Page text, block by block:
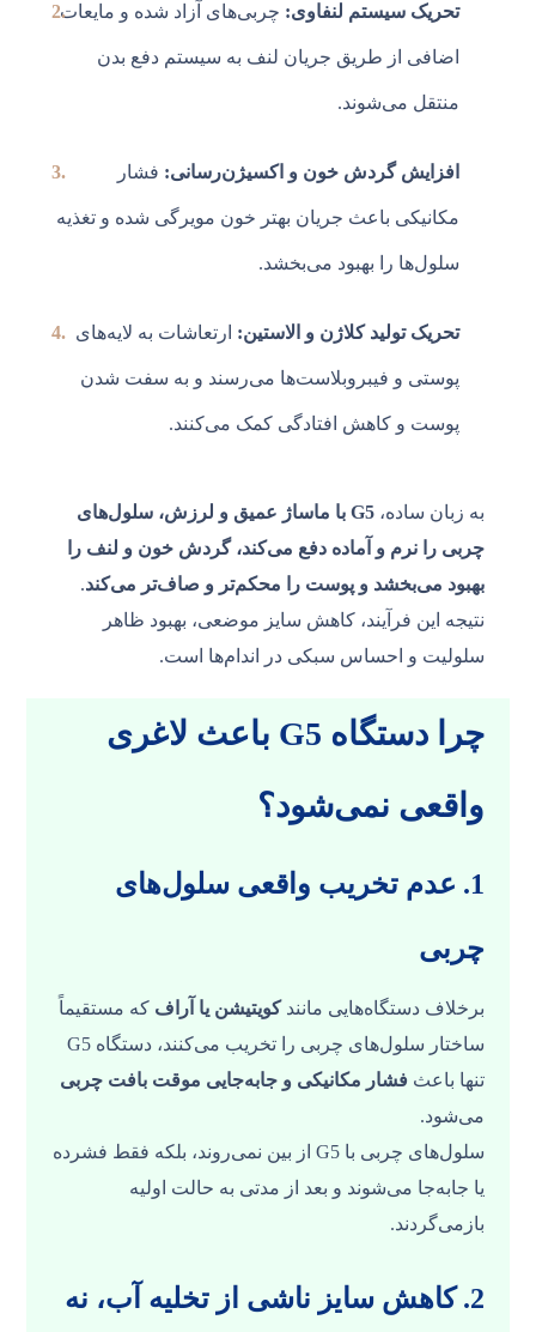
تحریک سیستم لنفاوی: چربی‌های آزاد شده و مایعات
اضافی از طریق جریان لنف به سیستم دفع بدن
منتقل می‌شوند.
افزایش گردش خون و اکسیژن‌رسانی: فشار
مکانیکی باعث جریان بهتر خون مویرگی شده و تغذیه
سلول‌ها را بهبود می‌بخشد.
تحریک تولید کلاژن و الاستین: ارتعاشات به لایه‌های
پوستی و فیبروبلاست‌ها می‌رسند و به سفت شدن
پوست و کاهش افتادگی کمک می‌کنند.
به زبان ساده،
G5 با ماساژ عمیق و لرزش، سلول‌های
چربی را نرم و آماده دفع می‌کند، گردش خون و لنف را
بهبود می‌بخشد و پوست را محکم‌تر و صاف‌تر می‌کند.
نتیجه این فرآیند، کاهش سایز موضعی، بهبود ظاهر
سلولیت و احساس سبکی در اندام‌ها است.
چرا دستگاه G5 باعث لاغری
واقعی نمی‌شود؟
1. عدم تخریب واقعی سلول‌های
چربی
برخلاف دستگاه‌هایی مانندکویتیشن یا آراف که مستقیماً
ساختار سلول‌های چربی را تخریب می‌کنند، دستگاه G5
تنها باعث فشار مکانیکی و جابه‌جایی موقت بافت چربی
می‌شود.
سلول‌های چربی با G5 از بین نمی‌روند، بلکه فقط فشرده
یا جابه‌جا می‌شوند و بعد از مدتی به حالت اولیه
بازمی‌گردند.
2. کاهش سایز ناشی از تخلیه آب، نه